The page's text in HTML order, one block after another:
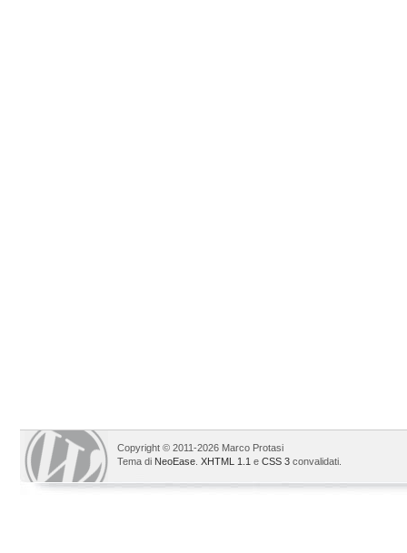
Copyright © 2011-2026 Marco Protasi
Tema di NeoEase XHTML 1.1 e CSS 3 convalidati.